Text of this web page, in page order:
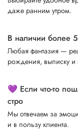
даже ранним утром.
В наличии более
Любая фантазия —
рождения, выписку и
💜 Если что-то
стро
Мы отвечаем за
и в пользу клиента.